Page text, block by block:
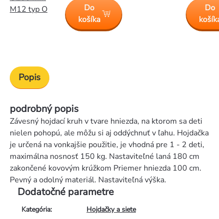
M12 typ O
Do
košíka
Do
Popis
podrobný popis
Závesný hojdací kruh v tvare hniezda, na ktorom sa deti
nielen pohopú, ale môžu si aj oddýchnuť v ľahu. Hojdačka
je určená na vonkajšie použitie, je vhodná pre 1 - 2 deti,
maximálna nosnosť 150 kg. Nastaviteľné laná 180 cm
zakončené kovovým krúžkom Priemer hniezda 100 cm.
Pevný a odolný materiál. Nastaviteľná výška.
Dodatočné parametre
Kategória: Hojdačky a siete